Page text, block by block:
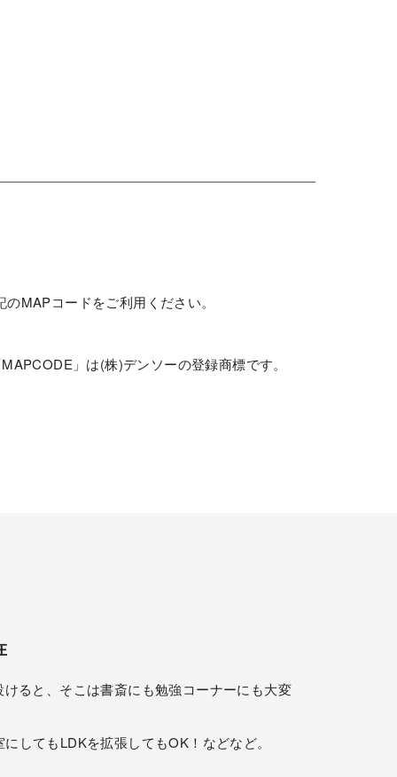
MAPコードをご利用ください。
」は(株)デンソーの登録商標です。
ると、そこは書斎にも勉強コーナーにも大変
してもLDKを拡張してもOK！などなど。